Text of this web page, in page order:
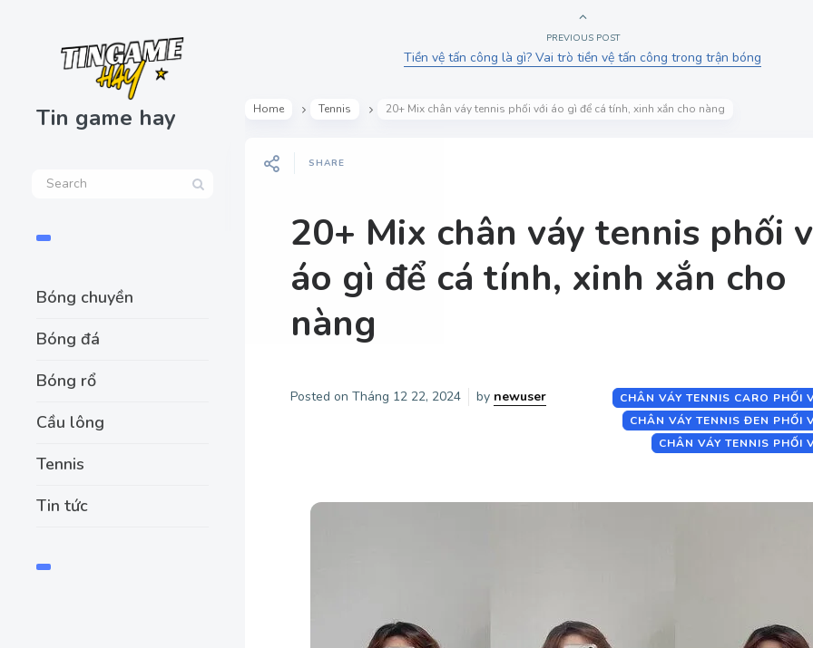
Tin game hay
Bóng chuyền
Bóng đá
Bóng rổ
Cầu lông
Tennis
Tin tức
PREVIOUS POST
Tiền vệ tấn công là gì? Vai trò tiền vệ tấn công trong trận bóng
Home Tennis 20+ Mix chân váy tennis phối với áo gì để cá tính, xinh xắn cho nàng
SHARE
20+ Mix chân váy tennis phối
áo gì để cá tính, xinh xắn cho
nàng
Posted on Tháng 12 22, 2024 by newuser
CHÂN VÁY TENNIS CARO PHỐI
CHÂN VÁY TENNIS ĐEN PHỐI
CHÂN VÁY TENNIS PHỐI